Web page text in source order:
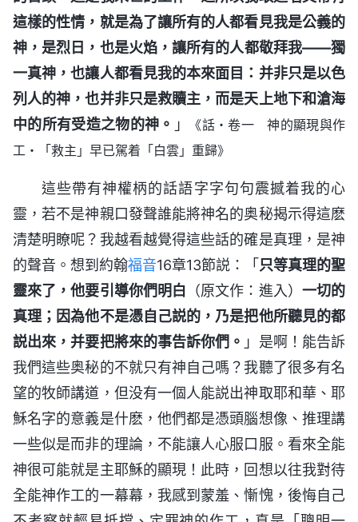
這樣的性情，就是為了讓所有的人都看見我是公義的
神，是烈日，也是火焰，讓所有的人都敬拜我——獨
一真神，也讓人都看見我的本來面目：并非只是以色
列人的神，也并非只是救贖主，而是天上地下和滄海
中的所有受造之物的神。 」
《話・卷一 神的顯現與作
工・「救主」早已駕着「白雲」重歸》
這些帶有神權柄的話語字字句句震撼着我的心
靈，若不是神親口發聲誰能將神名的奥秘揭示得這麽
清楚明瞭呢？我越看越覺得這些話的確是真理，是神
的聲音。想到約翰福音16章13節説：「只等真理的聖
靈來了，他要引導你們明白 （原文作：進入） 一切的
真理；因為他不是憑自己説的，乃是把他所聽見的都
説出來，并要把將來的事告訴你們。 」是啊！能告訴
我們這些奥秘的不就只有神自己嗎？我聽了很多有名
望的牧師講道，但没有一個人能説出神取耶和華、耶
穌名字的意義是什麽，他們都是憑頭腦想像、推理講
一些似是而非的理論，不能讓人心服口服。看來全能
神很可能就是主耶穌的顯現！此時，回想以往我對待
全能神作工的一幕幕，我感到蒙羞、慚愧，後悔自己